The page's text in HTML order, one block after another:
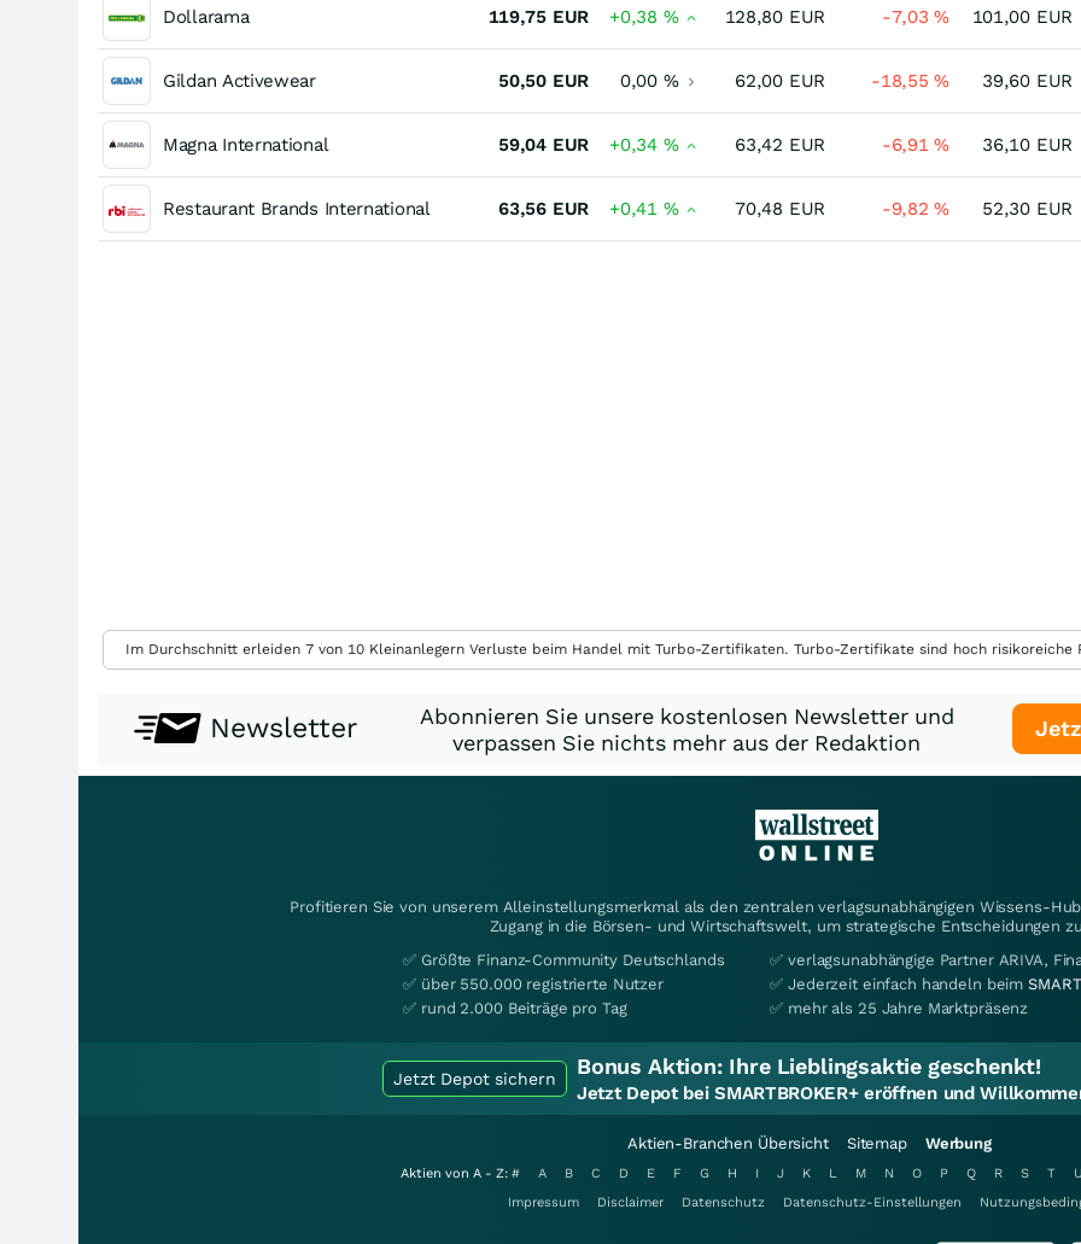
Dollarama 119,75 EUR +0,38 % 128,80 EUR -7,03% 101,00 EUR
Gildan Activewear 50,50 EUR 0,00 % 62,00 EUR -18,55% 39,60 EUR
Magna International 59,04 EUR +0,34 % 63,42 EUR -6,91% 36,10 EUR
Restaurant Brands International 63,56 EUR +0,41 % 70,48 EUR -9,82% 52,30 EUR
Im Durchschnitt erleiden 7 von 10 Kleinanlegern Verluste beim Handel mit Turbo-Zertifikaten. Turbo-Zertifikate sind hoch
Newsletter
Abonnieren Sie unsere kostenlosen Newsletter und
verpassen Sie nichts mehr aus der Redaktion
Profitieren Sie von unserem Alleinstellungsmerkmal als den zentralen verlagsunabhängigen Wissens-
Zugang in die Börsen- und Wirtschaftswelt, um strategische Entscheidungen
✅ Größte Finanz-Community Deutschlands
✅ über 550.000 registrierte Nutzer
✅ rund 2.000 Beiträge pro Tag
✅ verlagsunabhängige Partner ARIVA,
✅ Jederzeit einfach handeln beim
✅ mehr als 25 Jahre Marktpräsenz
Jetzt Depot sichern Bonus Aktion: Ihre Lieblingsaktie geschenkt!
Jetzt Depot bei SMARTBROKER+ eröffnen und
Aktien-Branchen Übersicht Sitemap Werbung
Aktien von A - Z: # A B C D E F G H I J K L M N O P Q R S T U
Impressum
Disclaimer Datenschutz Datenschutz-Einstellungen